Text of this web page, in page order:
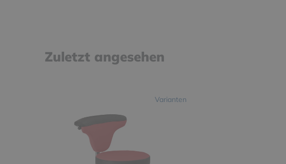
Zuletzt angesehen
Varianten